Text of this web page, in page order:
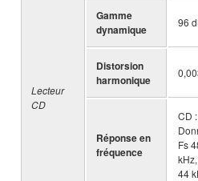
Lecteur
CD
Gamme
dynamique
96
Distorsion
harmonique
Réponse en
fréquence
CD
Fs
44